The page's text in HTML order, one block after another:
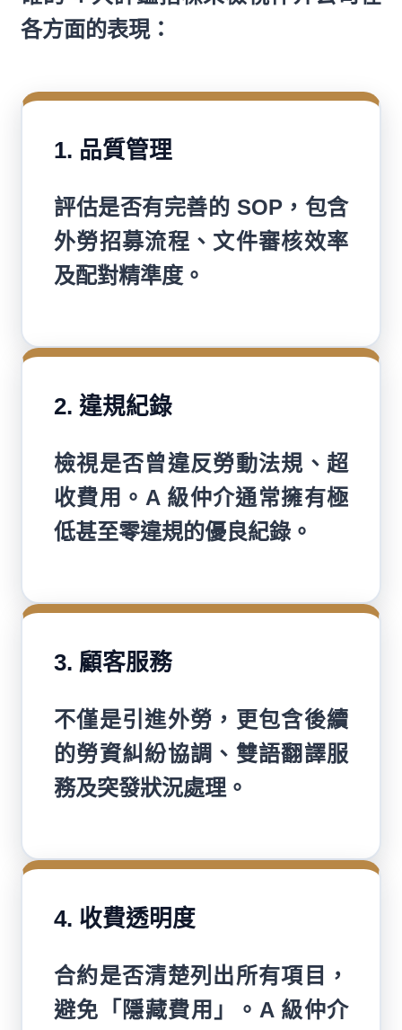
各方面的表現：
1. 品質管理
評估是否有完善的 SOP，包含
外勞招募流程、文件審核效率
及配對精準度。
2. 違規紀錄
檢視是否曾違反勞動法規、超
收費用。A 級仲介通常擁有極
低甚至零違規的優良紀錄。
3. 顧客服務
不僅是引進外勞，更包含後續
的勞資糾紛協調、雙語翻譯服
務及突發狀況處理。
4. 收費透明度
合約是否清楚列出所有項目，
避免「隱藏費用」。A 級仲介